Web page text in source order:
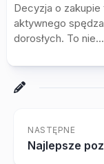
Decyzja o
aktywnego
dorosłych. To nie...
NASTĘPNE
Najlepsze